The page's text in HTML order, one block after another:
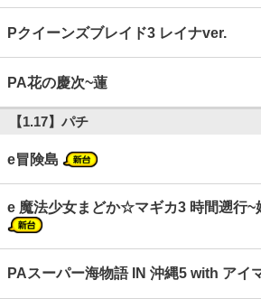
Pクイーンズブレイド3 レイナver.
PA花の慶次~蓮
【1.17】パチ
e冒険島
e 魔法少女まどか☆マギカ3 時間遡行~
PAスーパー海物語 IN 沖縄5 with アイ